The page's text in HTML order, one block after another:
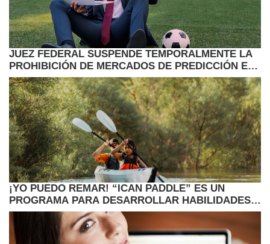
JUEZ FEDERAL SUSPENDE TEMPORALMENTE LA
PROHIBICIÓN DE MERCADOS DE PREDICCIÓN EN
MINNESOTA
¡YO PUEDO REMAR! “ICAN PADDLE” ES UN
PROGRAMA PARA DESARROLLAR HABILIDADES
AL AIRE LIBRE